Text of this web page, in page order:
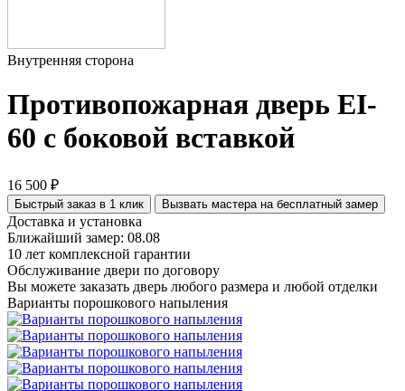
Внутренняя сторона
Противопожарная дверь EI-
60 с боковой вставкой
16 500 ₽
Быстрый заказ в 1 клик Вызвать мастера на бесплатный замер
Доставка и установка
Ближайший замер: 08.08
10 лет комплексной гарантии
Обслуживание двери по договору
Вы можете заказать дверь любого размера и любой отделки
Варианты порошкового напыления